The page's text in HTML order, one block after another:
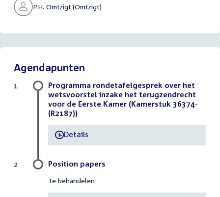
P.H. Omtzigt (Omtzigt)
Agendapunten
Programma rondetafelgesprek over het
wetsvoorstel inzake het terugzendrecht
voor de Eerste Kamer (Kamerstuk 36374-
(R2187))
-Details
1
Position papers
Te behandelen:
2